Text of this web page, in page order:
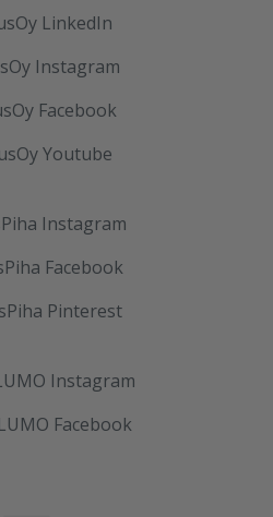
LinkedIn
Instagram
Facebook
Youtube
Instagram
Facebook
Pinterest
Instagram
Facebook